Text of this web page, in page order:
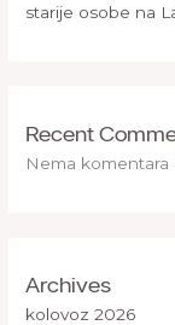
starije osobe na
Recent
Nema komentara
Archives
kolovoz 2026